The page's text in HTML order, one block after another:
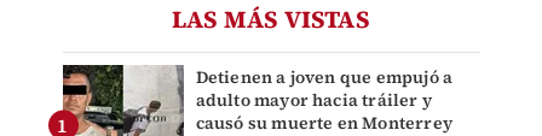
LAS MÁS VISTAS
Detienen a joven que empujó a
adulto mayor hacia tráiler y
causó su muerte en Monterrey